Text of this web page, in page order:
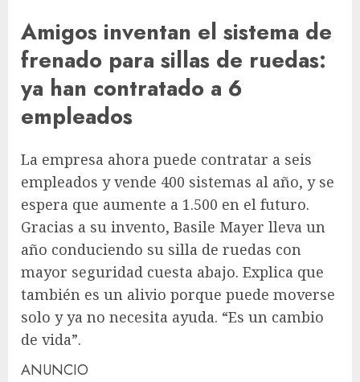
Amigos inventan el sistema de
frenado para sillas de ruedas:
ya han contratado a 6
empleados
La empresa ahora puede contratar a seis
empleados y vende 400 sistemas al año, y se
espera que aumente a 1.500 en el futuro.
Gracias a su invento, Basile Mayer lleva un
año conduciendo su silla de ruedas con
mayor seguridad cuesta abajo. Explica que
también es un alivio porque puede moverse
solo y ya no necesita ayuda. “Es un cambio
de vida”.
ANUNCIO